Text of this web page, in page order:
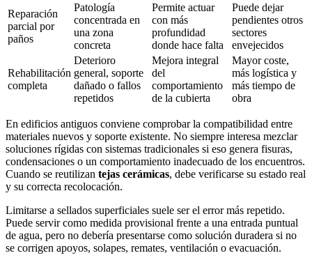
Reparación
parcial por
paños
Patología
concentrada en
una zona
concreta
Permite actuar
con más
profundidad
donde hace falta
Puede dejar
pendientes otros
sectores
envejecidos
Rehabilitación
completa
Deterioro
general, soporte
dañado o fallos
repetidos
Mejora integral
del
comportamiento
de la cubierta
Mayor coste,
más logística y
más tiempo de
obra
En edificios antiguos conviene comprobar la compatibilidad entre
materiales nuevos y soporte existente. No siempre interesa mezclar
soluciones rígidas con sistemas tradicionales si eso genera fisuras,
condensaciones o un comportamiento inadecuado de los encuentros.
Cuando se reutilizan tejas cerámicas, debe verificarse su estado real
y su correcta recolocación.
Limitarse a sellados superficiales suele ser el error más repetido.
Puede servir como medida provisional frente a una entrada puntual
de agua, pero no debería presentarse como solución duradera si no
se corrigen apoyos, solapes, remates, ventilación o evacuación.